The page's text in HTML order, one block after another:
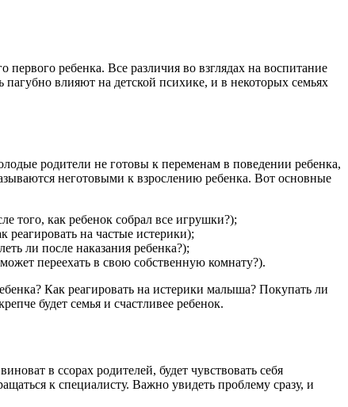
ребенка. Все различия во взглядах на воспитание
влияют на детской психике, и в некоторых семьях
родители не готовы к переменам в поведении ребенка,
неготовыми к взрослению ребенка. Вот основные
того, как ребенок собрал все игрушки?);
реагировать на частые истерики);
ли после наказания ребенка?);
переехать в свою собственную комнату?).
Как реагировать на истерики малыша? Покупать ли
будет семья и счастливее ребенок.
в ссорах родителей, будет чувствовать себя
к специалисту. Важно увидеть проблему сразу, и